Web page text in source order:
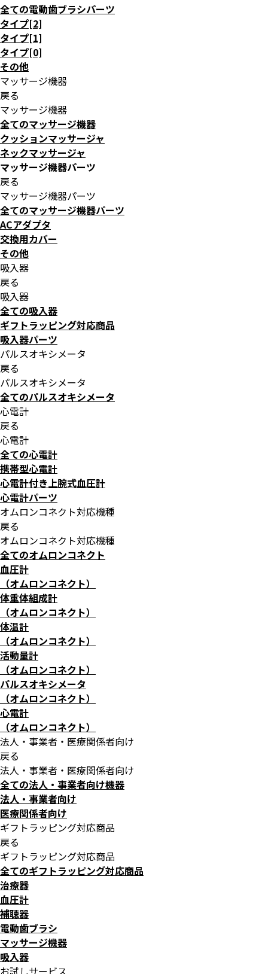
全ての電動歯ブラシパーツ
タイプ[2]
タイプ[1]
タイプ[0]
その他
マッサージ機器
戻る
マッサージ機器
全てのマッサージ機器
クッションマッサージャ
ネックマッサージャ
マッサージ機器パーツ
戻る
マッサージ機器パーツ
全てのマッサージ機器パーツ
ACアダプタ
交換用カバー
その他
吸入器
戻る
吸入器
全ての吸入器
ギフトラッピング対応商品
吸入器パーツ
パルスオキシメータ
戻る
パルスオキシメータ
全てのパルスオキシメータ
心電計
戻る
心電計
全ての心電計
携帯型心電計
心電計付き上腕式血圧計
心電計パーツ
オムロンコネクト対応機種
戻る
オムロンコネクト対応機種
全てのオムロンコネクト
血圧計
（オムロンコネクト）
体重体組成計
（オムロンコネクト）
体温計
（オムロンコネクト）
活動量計
（オムロンコネクト）
パルスオキシメータ
（オムロンコネクト）
心電計
（オムロンコネクト）
法人・事業者・医療関係者向け
戻る
法人・事業者・医療関係者向け
全ての法人・事業者向け機器
法人・事業者向け
医療関係者向け
ギフトラッピング対応商品
戻る
ギフトラッピング対応商品
全てのギフトラッピング対応商品
治療器
血圧計
補聴器
電動歯ブラシ
マッサージ機器
吸入器
お試しサービス